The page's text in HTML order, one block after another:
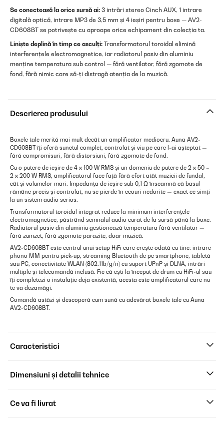
Se conectează la orice sursă ai: 3 intrări stereo Cinch AUX, 1 intrare
digitală optică, intrare MP3 de 3,5 mm și 4 ieșiri pentru boxe — AV2-
CD608BT se potrivește cu aproape orice echipament din colecția ta.
Liniște deplină în timp ce asculți: Transformatorul toroidal elimină
interferențele electromagnetice, iar radiatorul pasiv din aluminiu
menține temperatura sub control — fără ventilator, fără zgomote de
fond, fără nimic care să-ți distragă atenția de la muzică.
Descrierea produsului
Boxele tale merită mai mult decât un amplificator mediocru. Auna AV2-
CD608BT îți oferă sunetul complet, controlat și viu pe care l-ai așteptat —
fără compromisuri, fără distorsiuni, fără zgomote de fond.
Cu o putere de ieșire de 4 x 100 W RMS și un domeniu de putere de 2 x 50 –
2 x 200 W RMS, amplificatorul face față fără efort atât muzicii de fundal,
cât și volumelor mari. Impedanța de ieșire sub 0,1 Ω înseamnă că basul
rămâne precis și controlat, nu se pierde în ecouri nedorite — exact ce simți
la un sistem audio serios.
Transformatorul toroidal integrat reduce la minimum interferențele
electromagnetice, păstrând semnalul audio curat de la sursă până la boxe.
Radiatorul pasiv din aluminiu gestionează temperatura fără ventilator —
fără zumzet, fără zgomote parazite, doar muzică.
AV2-CD608BT este centrul unui setup HiFi care crește odată cu tine: intrare
phono MM pentru pick-up, streaming Bluetooth de pe smartphone, tabletă
sau PC, conectivitate WLAN (802.11b/g/n) cu suport UPnP și DLNA, intrări
multiple și telecomandă inclusă. Fie că ești la început de drum cu HiFi-ul sau
îți completezi o instalație deja existentă, acesta este amplificatorul care nu
te va dezamăgi.
Comandă astăzi și descoperă cum sună cu adevărat boxele tale cu Auna
AV2-CD608BT.
Caracteristici
Dimensiuni și detalii tehnice
Ce va fi livrat